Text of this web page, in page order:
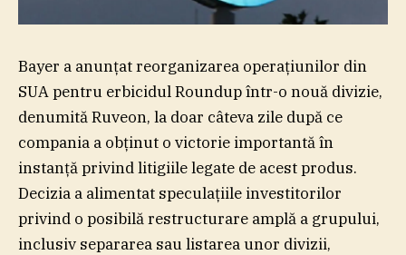
Bayer a anunţat reorganizarea operaţiunilor din
SUA pentru erbicidul Roundup într-o nouă divizie,
denumită Ruveon, la doar câteva zile după ce
compania a obţinut o victorie importantă în
instanţă privind litigiile legate de acest produs.
Decizia a alimentat speculaţiile investitorilor
privind o posibilă restructurare amplă a grupului,
inclusiv separarea sau listarea unor divizii,